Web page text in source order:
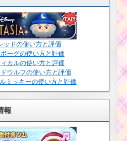
ドの使い方と評価
ーグの使い方と評価
カルの使い方と評価
ウルフの使い方と評価
ミッキーの使い方と評価
報